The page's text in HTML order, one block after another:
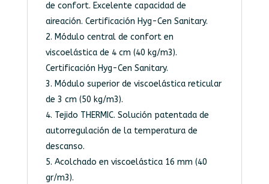
de confort. Excelente capacidad de
aireación. Certificación Hyg-Cen Sanitary.
Módulo central de confort en
viscoelástica de 4 cm (40 kg/m3).
Certificación Hyg-Cen Sanitary.
Módulo superior de viscoelástica reticular
de 3 cm (50 kg/m3).
Tejido THERMIC. Solución patentada de
autorregulación de la temperatura de
descanso.
Acolchado en viscoelástica 16 mm (40
gr/m3).